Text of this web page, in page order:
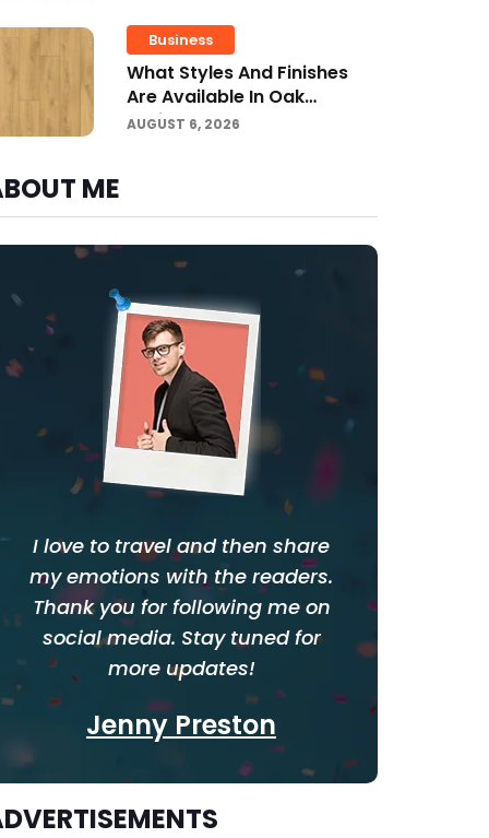
Business
What Styles And Finishes
Are Available In Oak
Engineered Hardwood
AUGUST 6, 2026
ME
I love to travel and then share
my emotions with the readers.
Thank you for following me on
social media. Stay tuned for
more updates!
Jenny Preston